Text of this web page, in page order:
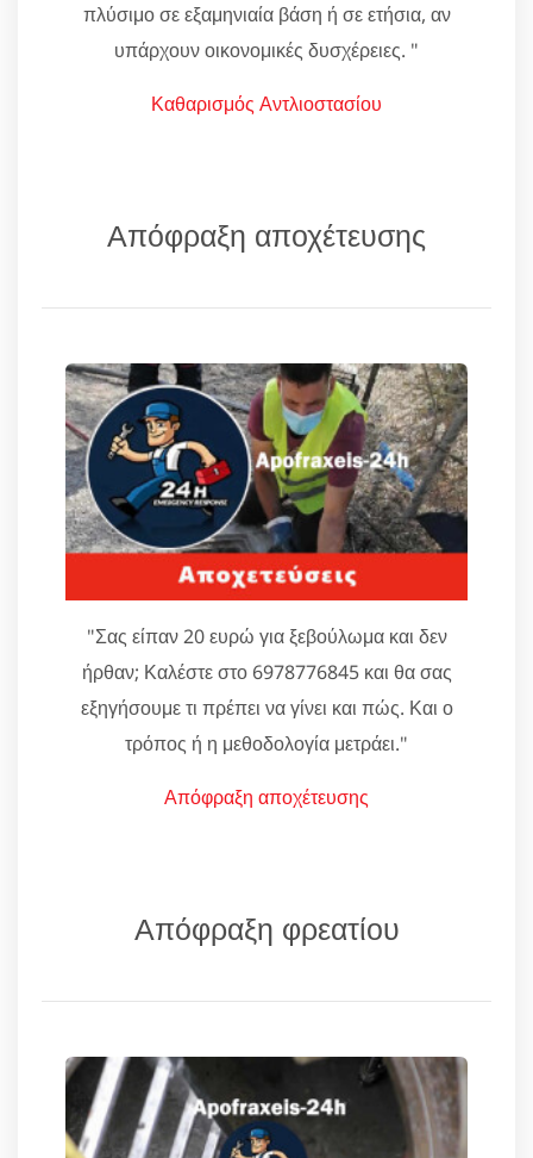
πλύσιμο σε εξαμηνιαία βάση ή σε ετήσια, αν
υπάρχουν οικονομικές δυσχέρειες. "
Καθαρισμός Αντλιοστασίου
Απόφραξη αποχέτευσης
"Σας είπαν 20 ευρώ για ξεβούλωμα και δεν
ήρθαν; Καλέστε στο 6978776845 και θα σας
εξηγήσουμε τι πρέπει να γίνει και πώς. Και ο
τρόπος ή η μεθοδολογία μετράει."
Απόφραξη αποχέτευσης
Απόφραξη φρεατίου